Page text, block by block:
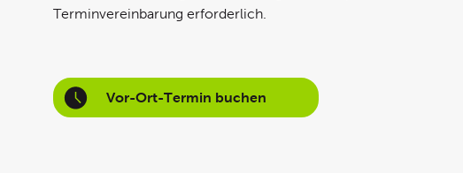
Terminvereinbarung erforderlich.
Vor-Ort-Termin buchen